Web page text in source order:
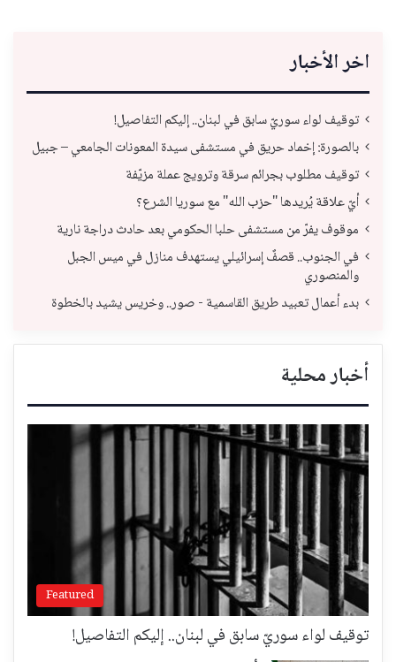
اخر الأخبار
توقيف لواء سوريّ سابق في لبنان.. إليكم التفاصيل!
بالصورة: إخماد حريق في مستشفى سيدة المعونات الجامعي – جبيل
توقيف مطلوب بجرائم سرقة وترويج عملة مزيّفة
أيّ علاقة يُريدها "حزب الله" مع سوريا الشرع؟
موقوف يفرّ من مستشفى حلبا الحكومي بعد حادث دراجة نارية
في الجنوب.. قصفٌ إسرائيلي يستهدف منازل في ميس الجبل
والمنصوري
بدء أعمال تعبيد طريق القاسمية - صور.. وخريس يشيد بالخطوة
أخبار محلية
Featured
توقيف لواء سوريّ سابق في لبنان.. إليكم التفاصيل!